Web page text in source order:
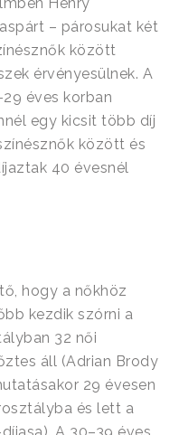
– párosukat két
között
érvényesülnek. A
éves korban
egy kicsit több díj
között és
40 évesnél
hogy a nőkhöz
kezdik szórni a
32 női
áll (Adrian Brody
29 évesen
és lett a